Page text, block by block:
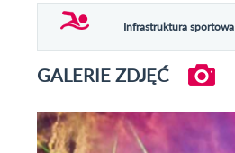
Infrastruktura sportowa
GALERIE ZDJĘĆ